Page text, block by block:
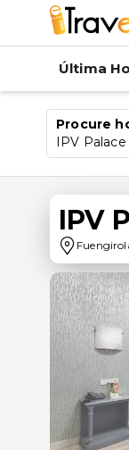
Última
Procure
IPV Palace
IPV